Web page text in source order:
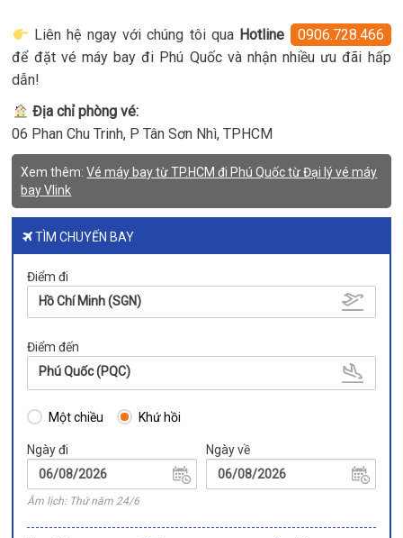
Liên hệ ngay với chúng tôi qua Hotline
0906.728.466
để đặt vé máy bay đi Phú Quốc và nhận nhiều ưu đãi hấp
dẫn!
Địa chỉ phòng vé:
06 Phan Chu Trinh, P Tân Sơn Nhì, TPHCM
Xem thêm:Vé máy bay từ TP.HCM đi Phú Quốc từ Đại lý vé máy
bay Vlink
TÌM CHUYẾN BAY
Điểm đi
Hồ Chí Minh (SGN)
Điểm đến
Phú Quốc (PQC)
Một chiều Khứ hồi
Ngày đi
Âm lịch: Thứ năm 24/6
Ngày về